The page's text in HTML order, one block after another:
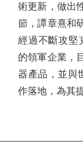
術更新，做出
節，譚章熹和
經過不斷攻堅
的領軍企業，
器產品，並與
作落地，為其